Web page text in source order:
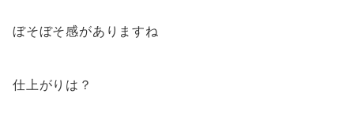
ぼそぼそ感がありますね
仕上がりは？